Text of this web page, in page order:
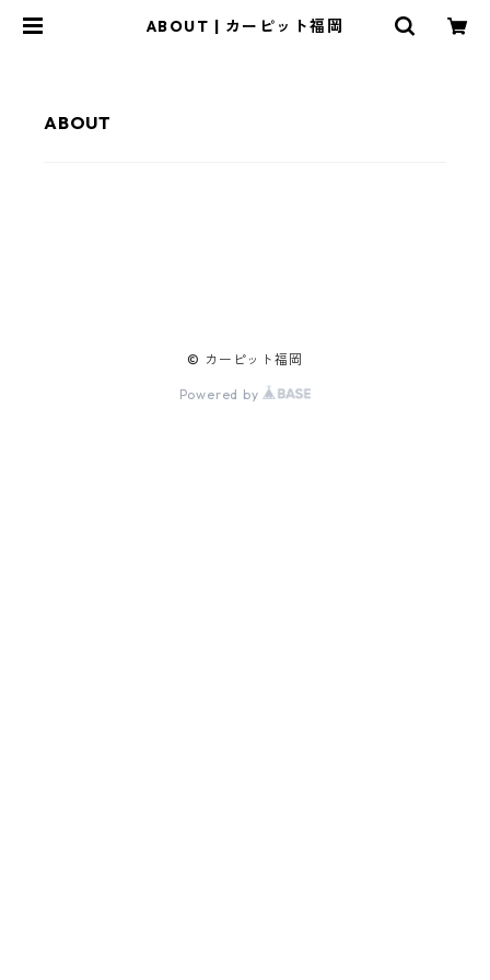
ABOUT | カーピット福岡
ABOUT
© カーピット福岡
Powered by